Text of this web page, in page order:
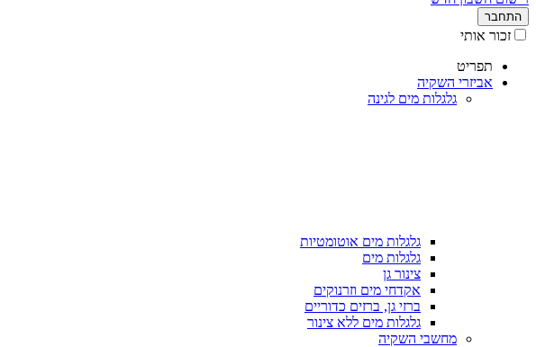
התחבר
זכור אותי
תפריט
אביזרי השקיה
גלגלות מים לגינה
גלגלות מים אוטומטיות
גלגלות מים
צינור גן
אקדחי מים וזרנוקים
ברזי גן, ברזים כדוריים
גלגלות מים ללא צינור
מחשבי השקיה